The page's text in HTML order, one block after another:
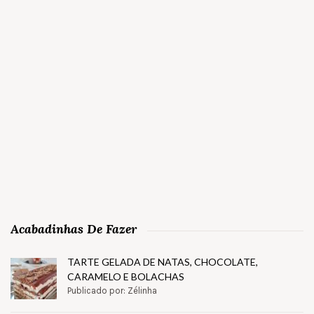
Acabadinhas De Fazer
TARTE GELADA DE NATAS, CHOCOLATE,
CARAMELO E BOLACHAS
Publicado por: Zélinha